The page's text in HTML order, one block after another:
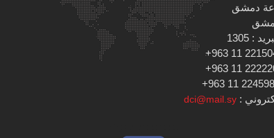
دمشق
: 1305
:
dci@mail.sy